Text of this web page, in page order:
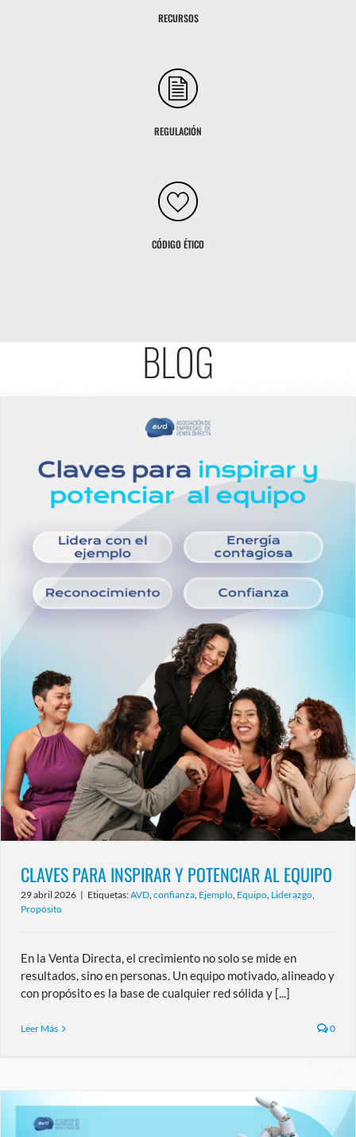
RECURSOS
REGULACIÓN
CÓDIGO ÉTICO
BLOG
CLAVES PARA INSPIRAR Y POTENCIAR AL EQUIPO
29 abril 2026 | Etiquetas:AVD, confianza, Ejemplo, Equipo, Liderazgo,
Propósito
En la Venta Directa, el crecimiento no solo se mide en
resultados, sino en personas. Un equipo motivado, alineado y
con propósito es la base de cualquier red sólida y [...]
Leer Más 0